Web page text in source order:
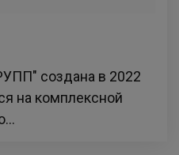
создана в 2022
на комплексной